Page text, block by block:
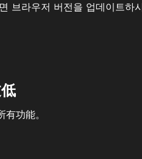
브라우저 버전을 업데이트하
功能。